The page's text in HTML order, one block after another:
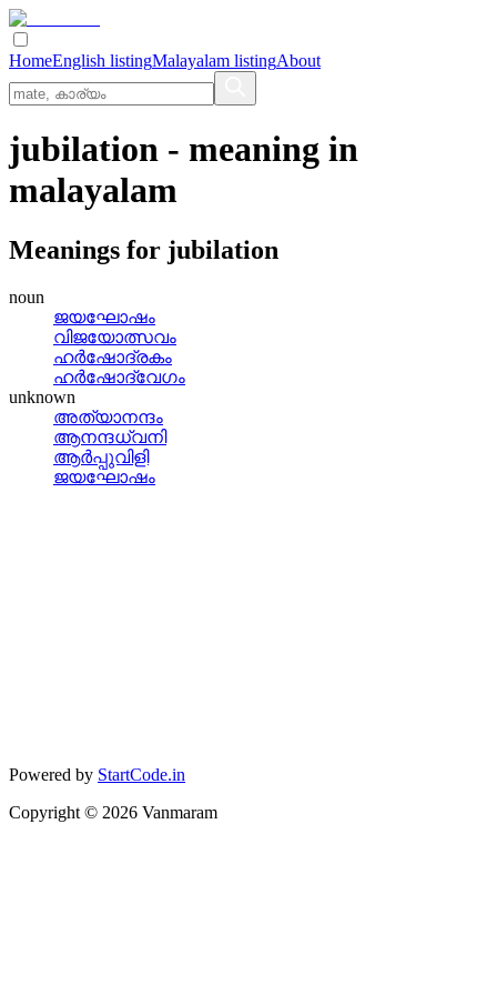
HomeEnglish listingMalayalam listingAbout
jubilation - meaning in
malayalam
Meanings for jubilation
noun
ജയഘോഷം
വിജയോത്സവം
ഹര്‍ഷോദ്രകം
ഹര്‍ഷോദ്വേഗം
unknown
അത്യാനന്ദം
ആനന്ദധ്വനി
ആര്‍പ്പുവിളി
ജയഘോഷം
Powered by StartCode.in
Copyright © 2026 Vanmaram